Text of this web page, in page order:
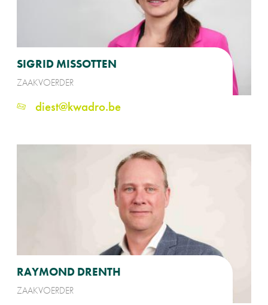
SIGRID MISSOTTEN
ZAAKVOERDER
diest@kwadro.be
RAYMOND DRENTH
ZAAKVOERDER